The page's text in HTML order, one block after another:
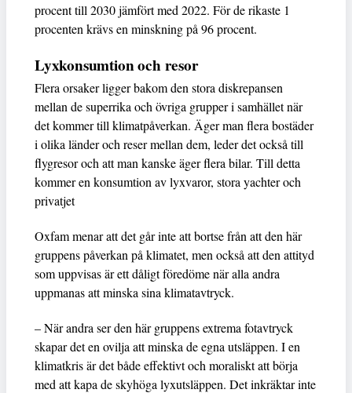
procent till 2030 jämfört med 2022. För de rikaste 1
procenten krävs en minskning på 96 procent.
Lyxkonsumtion och resor
Flera orsaker ligger bakom den stora diskrepansen
mellan de superrika och övriga grupper i samhället när
det kommer till klimatpåverkan. Äger man flera bostäder
i olika länder och reser mellan dem, leder det också till
flygresor och att man kanske äger flera bilar. Till detta
kommer en konsumtion av lyxvaror, stora yachter och
privatjet
Oxfam menar att det går inte att bortse från att den här
gruppens påverkan på klimatet, men också att den attityd
som uppvisas är ett dåligt föredöme när alla andra
uppmanas att minska sina klimatavtryck.
– När andra ser den här gruppens extrema fotavtryck
skapar det en ovilja att minska de egna utsläppen. I en
klimatkris är det både effektivt och moraliskt att börja
med att kapa de skyhöga lyxutsläppen. Det inkräktar inte